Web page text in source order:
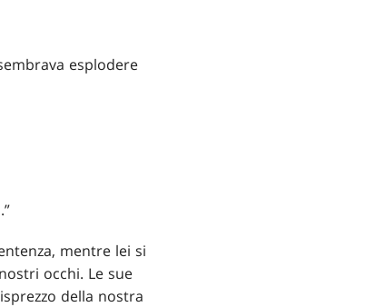
esplodere
mentre lei si
occhi. Le sue
della nostra